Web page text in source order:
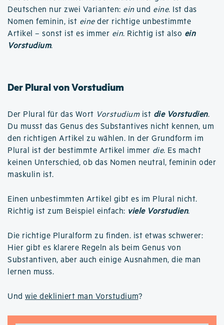
Deutschen nur zwei Varianten: ein und eine. Ist das
Nomen feminin, ist eineder richtige unbestimmte
Artikel – sonst ist es immer ein. Richtig ist also ein
Vorstudium.
Der Plural von Vorstudium
Der Plural für das Wort Vorstudiumist die Vorstudien.
Du musst das Genus des Substantives nicht kennen, um
den richtigen Artikel zu wählen. In der Grundform im
Plural ist der bestimmte Artikel immer die. Es macht
keinen Unterschied, ob das Nomen neutral, feminin oder
maskulin ist.
Einen unbestimmten Artikel gibt es im Plural nicht.
Richtig ist zum Beispiel einfach: viele Vorstudien.
Die richtige Pluralform zu finden. ist etwas schwerer:
Hier gibt es klarere Regeln als beim Genus von
Substantiven, aber auch einige Ausnahmen, die man
lernen muss.
Und wie dekliniert man Vorstudium?